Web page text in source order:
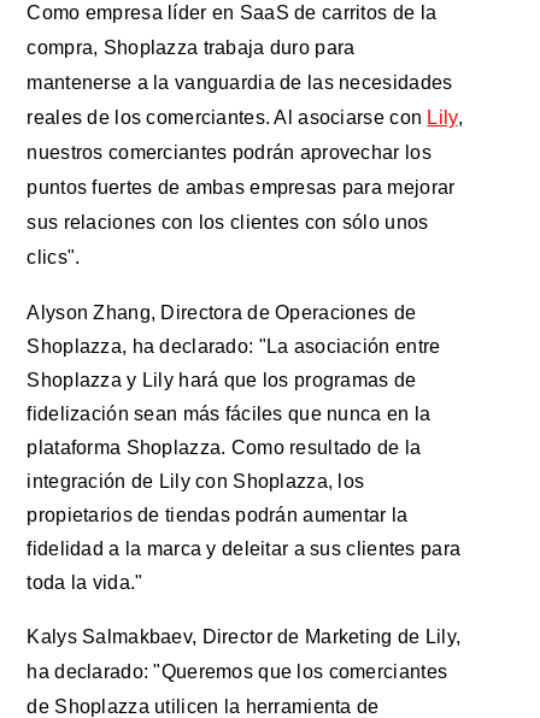
Como empresa líder en SaaS de carritos de la
compra, Shoplazza trabaja duro para
mantenerse a la vanguardia de las necesidades
reales de los comerciantes. Al asociarse con Lily,
nuestros comerciantes podrán aprovechar los
puntos fuertes de ambas empresas para mejorar
sus relaciones con los clientes con sólo unos
clics".
Alyson Zhang, Directora de Operaciones de
Shoplazza, ha declarado: "La asociación entre
Shoplazza y Lily hará que los programas de
fidelización sean más fáciles que nunca en la
plataforma Shoplazza. Como resultado de la
integración de Lily con Shoplazza, los
propietarios de tiendas podrán aumentar la
fidelidad a la marca y deleitar a sus clientes para
toda la vida."
Kalys Salmakbaev, Director de Marketing de Lily,
ha declarado: "Queremos que los comerciantes
de Shoplazza utilicen la herramienta de